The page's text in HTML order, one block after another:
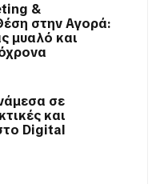
&
στην Αγορά:
μυαλό και
σε
και
Digital